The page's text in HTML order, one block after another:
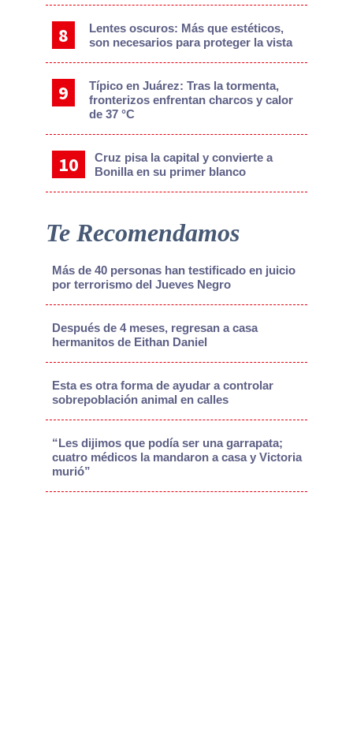
Lentes oscuros: Más que estéticos,
son necesarios para proteger la vista
Típico en Juárez: Tras la tormenta,
fronterizos enfrentan charcos y calor
de 37 °C
Cruz pisa la capital y convierte a
Bonilla en su primer blanco
Te Recomendamos
Más de 40 personas han testificado en juicio
por terrorismo del Jueves Negro
Después de 4 meses, regresan a casa
hermanitos de Eithan Daniel
Esta es otra forma de ayudar a controlar
sobrepoblación animal en calles
“Les dijimos que podía ser una garrapata;
cuatro médicos la mandaron a casa y Victoria
murió”